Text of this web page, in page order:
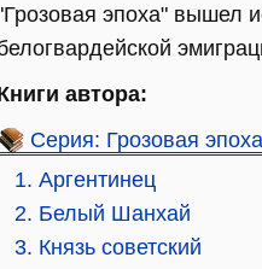
эпоха" вышел
автора:
Серия: Грозовая эпоха
1. Аргентинец
2. Белый Шанхай
3. Князь советский